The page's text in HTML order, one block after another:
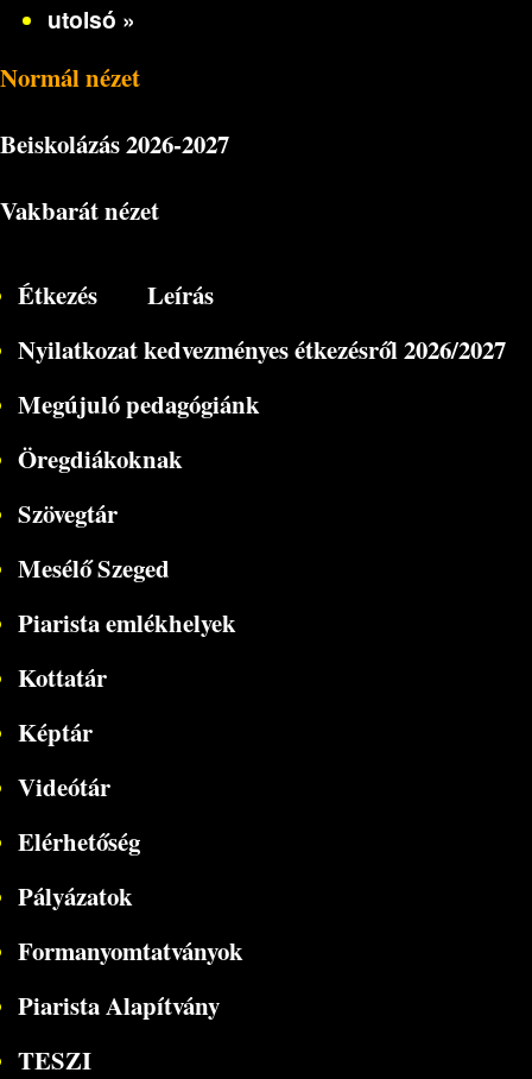
utolsó »
Normál nézet
Beiskolázás2026-2027
Vakbarát nézet
Étkezés
Leírás
Nyilatkozat kedvezményes étkezésről 2026/2027
Megújuló pedagógiánk
Öregdiákoknak
Szövegtár
Mesélő Szeged
Piarista emlékhelyek
Kottatár
Képtár
Videótár
Elérhetőség
Pályázatok
Formanyomtatványok
Piarista Alapítvány
TESZI